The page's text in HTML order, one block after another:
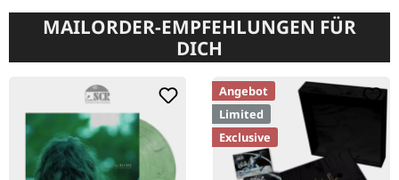
MAILORDER-EMPFEHLUNGEN FÜR
DICH
Angebot
Limited
Exclusive